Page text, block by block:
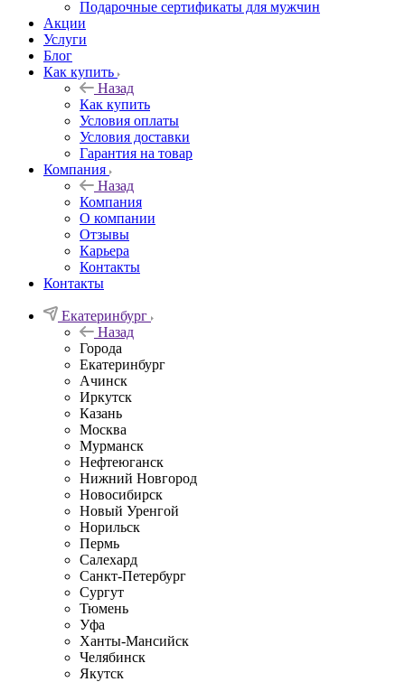
Подарочные сертификаты для мужчин
Акции
Услуги
Блог
Как купить
Назад
Как купить
Условия оплаты
Условия доставки
Гарантия на товар
Компания
Назад
Компания
О компании
Отзывы
Карьера
Контакты
Контакты
Екатеринбург
Назад
Города
Екатеринбург
Ачинск
Иркутск
Казань
Москва
Мурманск
Нефтеюганск
Нижний Новгород
Новосибирск
Новый Уренгой
Норильск
Пермь
Салехард
Санкт-Петербург
Сургут
Тюмень
Уфа
Ханты-Мансийск
Челябинск
Якутск